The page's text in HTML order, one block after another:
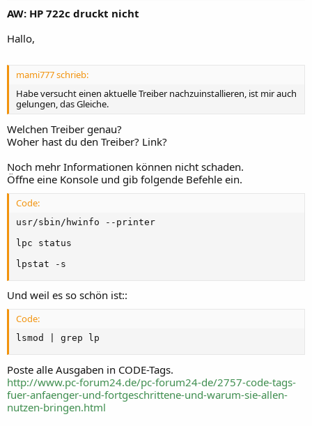
AW: HP 722c druckt nicht
Hallo,
mami777 schrieb:
Habe versucht einen aktuelle Treiber nachzuinstallieren, ist mir auch
gelungen, das Gleiche.
Welchen Treiber genau?
Woher hast du den Treiber? Link?
Noch mehr Informationen können nicht schaden.
Öffne eine Konsole und gib folgende Befehle ein.
Code:
usr/sbin/hwinfo --printer
lpc status
lpstat -s
Und weil es so schön ist::
Code:
lsmod | grep lp
Poste alle Ausgaben in CODE-Tags.
http://www.pc-forum24.de/pc-forum24-de/2757-code-tags-
fuer-anfaenger-und-fortgeschrittene-und-warum-sie-allen-
nutzen-bringen.html